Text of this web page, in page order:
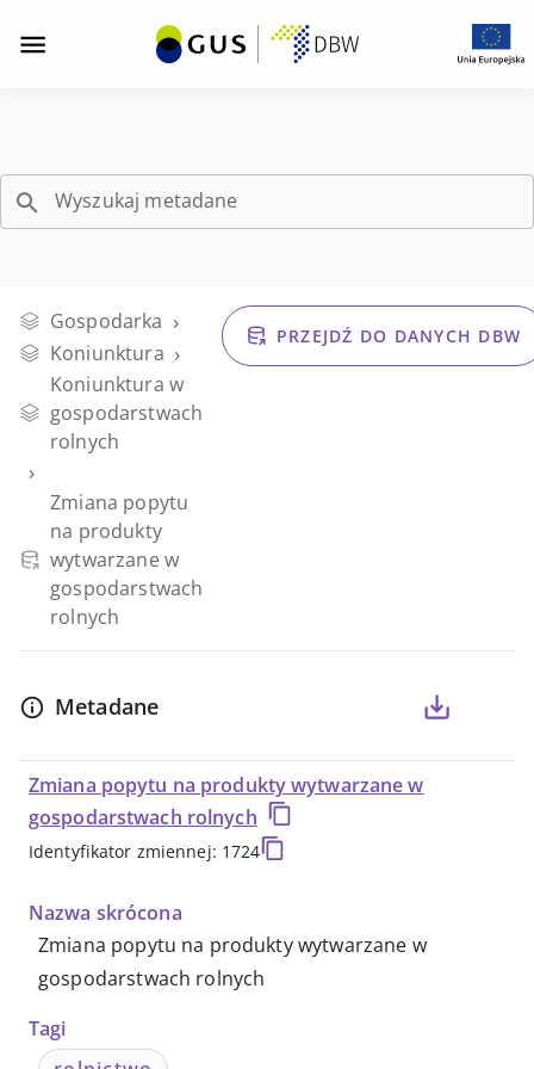
Zmiana
na
produkty
w
gospodarstwach
rolnych
Metadane
DBW
Przejdź
Przejdź
Przejdź
Wyszukaj metadane
Gospodarka ›
Koniunktura ›
Koniunktura w
gospodarstwach
rolnych
›
Zmiana popytu
na produkty
wytwarzane w
gospodarstwach
rolnych
PRZEJDŹ DO DANYCH DBW
Metadane
Zmiana popytu na produkty wytwarzane w
gospodarstwach rolnych
Identyfikator zmiennej: 1724
Nazwa skrócona
Zmiana popytu na produkty wytwarzane w
gospodarstwach rolnych
Tagi